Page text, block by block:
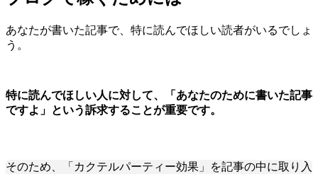
あなたが書いた記事で、特に読んでほしい読者がいるでしょ
う。
特に読んでほしい人に対して、「あなたのために書いた記事
ですよ」という訴求することが重要です。
そのため、「カクテルパーティー効果」を記事の中に取り入